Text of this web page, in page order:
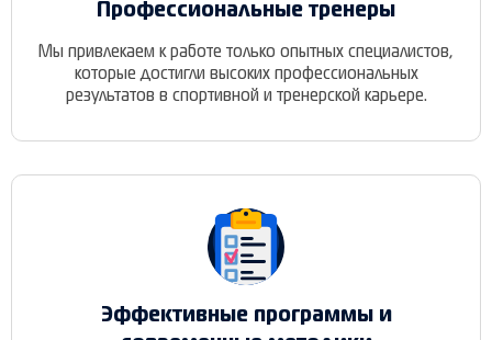
Профессиональные тренеры
Мы привлекаем к работе только опытных специалистов,
которые достигли высоких профессиональных
результатов в спортивной и тренерской карьере.
Эффективные программы и